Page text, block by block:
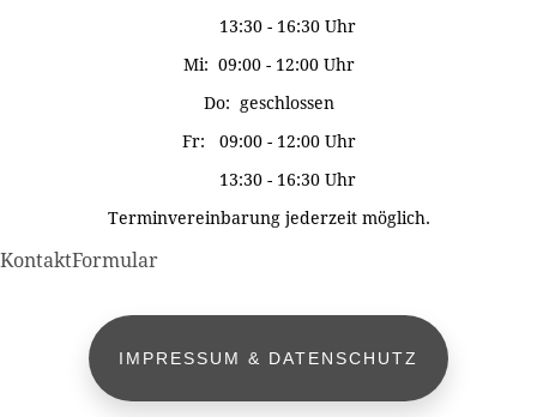
13:30 - 16:30 Uhr
Mi: 09:00 - 12:00 Uhr
Do: geschlossen
Fr: 09:00 - 12:00 Uhr
13:30 - 16:30 Uhr
Terminvereinbarung jederzeit möglich.
KontaktFormular
IMPRESSUM & DATENSCHUTZ